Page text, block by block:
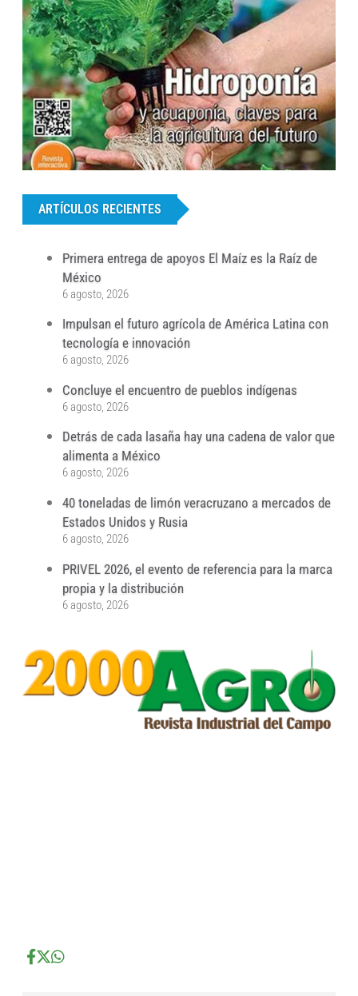
ARTÍCULOS RECIENTES
Primera entrega de apoyos El Maíz es la Raíz de
México
6 agosto, 2026
Impulsan el futuro agrícola de América Latina con
tecnología e innovación
6 agosto, 2026
Concluye el encuentro de pueblos indígenas
6 agosto, 2026
Detrás de cada lasaña hay una cadena de valor que
alimenta a México
6 agosto, 2026
40 toneladas de limón veracruzano a mercados de
Estados Unidos y Rusia
6 agosto, 2026
PRIVEL 2026, el evento de referencia para la marca
propia y la distribución
6 agosto, 2026